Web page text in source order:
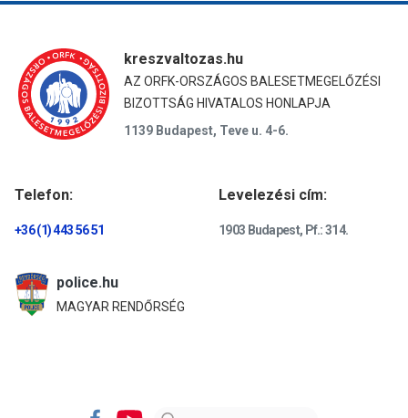
kreszvaltozas.hu
AZ ORFK-ORSZÁGOS BALESETMEGELŐZÉSI
BIZOTTSÁG HIVATALOS HONLAPJA
1139 Budapest, Teve u. 4-6.
Telefon:
+36 (1) 443 56 51
Levelezési cím:
1903 Budapest, Pf.: 314.
police.hu
MAGYAR RENDŐRSÉG